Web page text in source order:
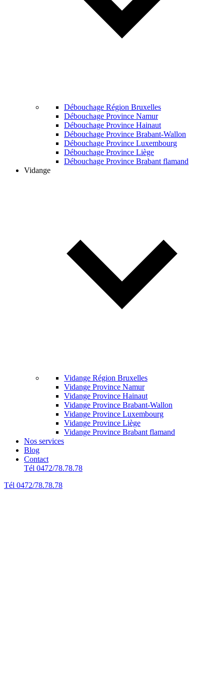
Débouchage Région Bruxelles
Débouchage Province Namur
Débouchage Province Hainaut
Débouchage Province Brabant-Wallon
Débouchage Province Luxembourg
Débouchage Province Liège
Débouchage Province Brabant flamand
Vidange
Vidange Région Bruxelles
Vidange Province Namur
Vidange Province Hainaut
Vidange Province Brabant-Wallon
Vidange Province Luxembourg
Vidange Province Liège
Vidange Province Brabant flamand
Nos services
Blog
Contact
Tél 0472/78.78.78
Tél 0472/78.78.78